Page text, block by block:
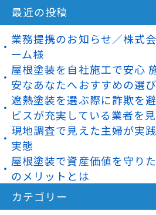
最近の投稿
業務提携のお知らせ／株式
ーム様
屋根塗装を自社施工で安心
安なあなたへおすすめの選
遮熱塗装を選ぶ際に詐欺を
ビスが充実している業者を
現地調査で見えた主婦が実
実態
屋根塗装で資産価値を守り
のメリットとは
カテゴリー